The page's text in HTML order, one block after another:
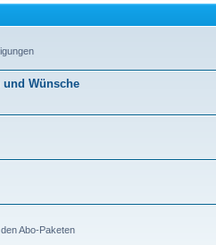
Wünsche
Abo-Paketen